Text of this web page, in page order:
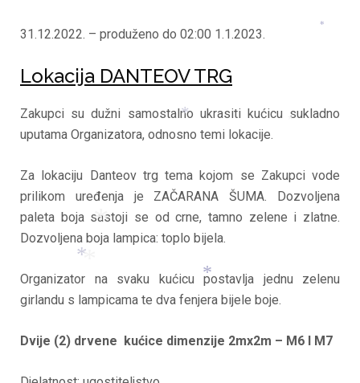
31.12.2022. – produženo do 02:00 1.1.2023.
Lokacija DANTEOV TRG
Zakupci su dužni samostalno ukrasiti kućicu sukladno
uputama Organizatora, odnosno temi lokacije.
Za lokaciju Danteov trg tema kojom se Zakupci vode
prilikom uređenja je ZAČARANA ŠUMA. Dozvoljena
paleta boja sastoji se od crne, tamno zelene i zlatne.
Dozvoljena boja lampica: toplo bijela.
Organizator na svaku kućicu postavlja jednu zelenu
girlandu s lampicama te dva fenjera bijele boje.
Dvije (2) drvene kućice dimenzije 2mx2m – M6 I M7
*
*